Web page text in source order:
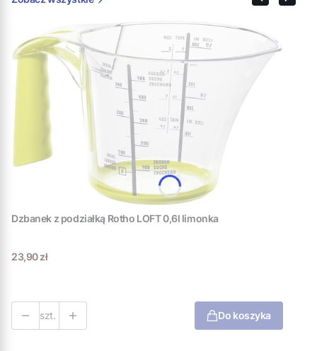
Dzbanek z podziałką Rotho LOFT 0,6l limonka
Cena
23,90 zł
szt. Do koszyka